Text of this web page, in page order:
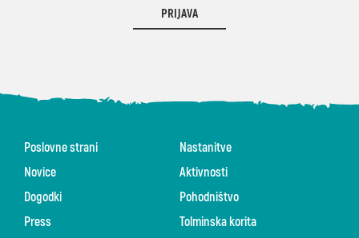
PRIJAVA
Poslovne strani
Novice
Dogodki
Press
Nastanitve
Aktivnosti
Pohodništvo
Tolminska korita